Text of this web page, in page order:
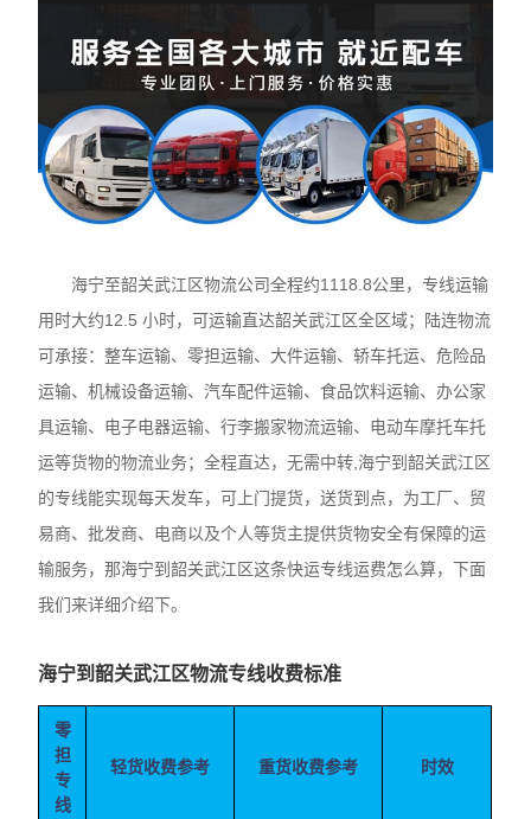
海宁至韶关武江区物流公司全程约1118.8公里，专线运输
用时大约12.5 小时，可运输直达韶关武江区全区域；陆连物流
可承接：整车运输、零担运输、大件运输、轿车托运、危险品
运输、机械设备运输、汽车配件运输、食品饮料运输、办公家
具运输、电子电器运输、行李搬家物流运输、电动车摩托车托
运等货物的物流业务；全程直达，无需中转,海宁到韶关武江区
的专线能实现每天发车，可上门提货，送货到点，为工厂、贸
易商、批发商、电商以及个人等货主提供货物安全有保障的运
输服务，那海宁到韶关武江区这条快运专线运费怎么算，下面
我们来详细介绍下。
海宁到韶关武江区物流专线收费标准
零
担
专
线
轻货收费参考 重货收费参考 时效